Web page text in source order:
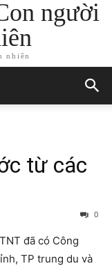
người
nhiên
từ các
0
đã có Công
TP trung du và